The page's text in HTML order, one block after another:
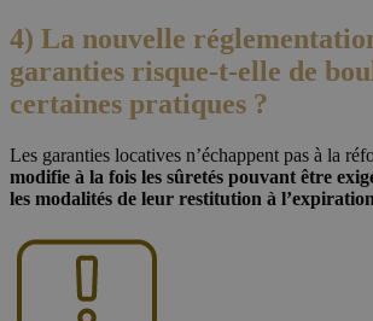
4) La nouvelle
garanties risque-t-elle de
certaines pratiques ?
Les garanties locatives n’échappent pas à la
modifie à la fois les sûretés pouvant être
les modalités de leur restitution à